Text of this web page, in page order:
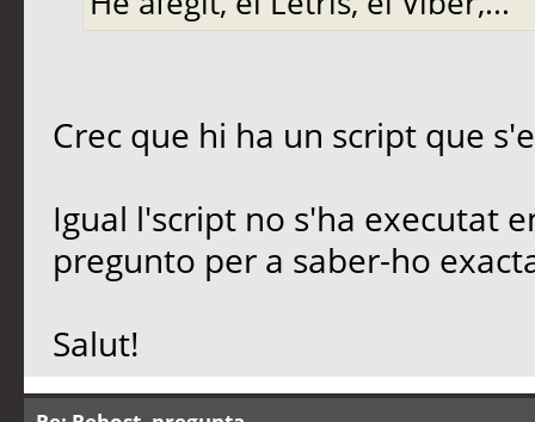
Crec que hi ha un script que
Igual l'script no s'ha executat
pregunto per a saber-ho
Salut!